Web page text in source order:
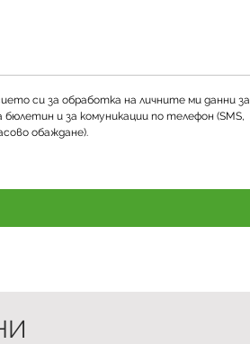
си за обработка на личните ми данни за
бюлетин и за комуникации по телефон (SMS,
обаждане).